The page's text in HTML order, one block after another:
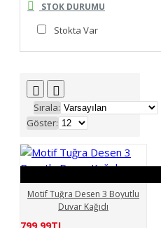
STOK DURUMU
Stokta Var
Sırala:
Göster:
Motif Tuğra Desen 3 Boyutlu
Duvar Kağıdı